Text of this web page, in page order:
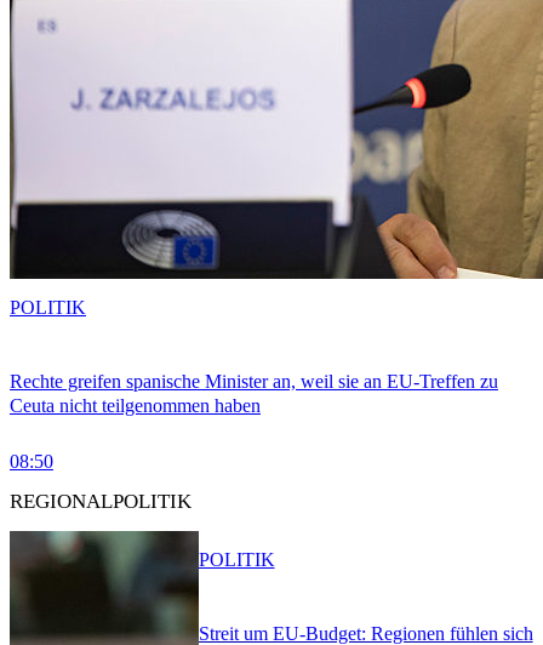
Rechte greifen spanische Minister an, weil sie an EU-Treffen zu
Ceuta nicht teilgenommen haben
08:50
POLITIK
REGIONALPOLITIK
Streit um EU-Budget: Regionen fühlen sich
POLITIK